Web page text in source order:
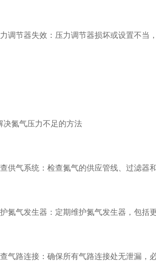
节器失效：压力调节器损坏或设置不当，
氮气压力不足的方法
气系统：检查氮气的供应管线、过滤器和
气发生器：定期维护氮气发生器，包括更
路连接：确保所有气路连接处无泄漏，必